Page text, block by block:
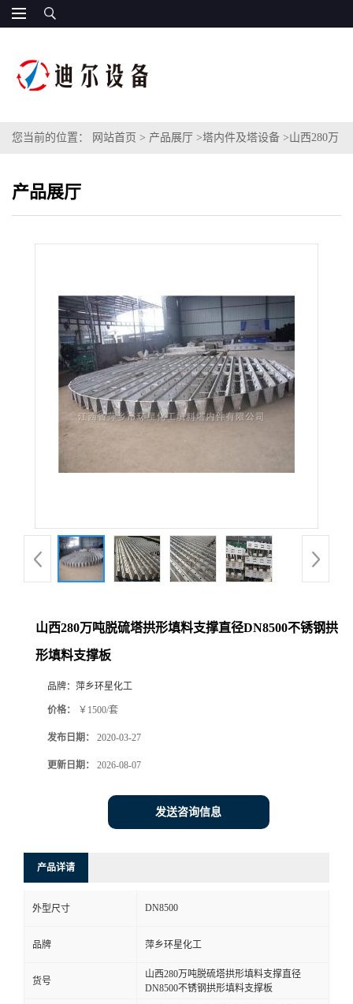
您当前的位置： 网站首页 > 产品展厅 >塔内件及塔设备 >山西280万
产品展厅
山西280万吨脱硫塔拱形填料支撑直径DN8500不锈钢拱
形填料支撑板
品牌： 萍乡环星化工
价格： ￥1500/套
发布日期： 2020-03-27
更新日期： 2026-08-07
发送咨询信息
产品详请
外型尺寸 DN8500
品牌 萍乡环星化工
货号
山西280万吨脱硫塔拱形填料支撑直径
DN8500不锈钢拱形填料支撑板